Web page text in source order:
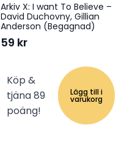
Arkiv X: I want To Believe –
David Duchovny, Gillian
Anderson (Begagnad)
59 kr
Köp &
tjäna 89
poäng!
Lägg till i
varukorg